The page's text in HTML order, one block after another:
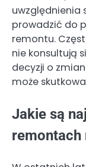
uwzględnienia
prowadzić do
remontu.
nie konsultują
decyzji o
może
Jakie są
remontach